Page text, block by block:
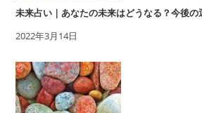
未来占い｜あなたの未来はどうなる？今後の
2022年3月14日